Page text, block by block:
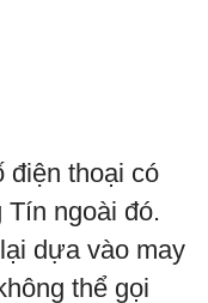
điện thoại có
ngoài đó.
dựa vào may
thể gọi